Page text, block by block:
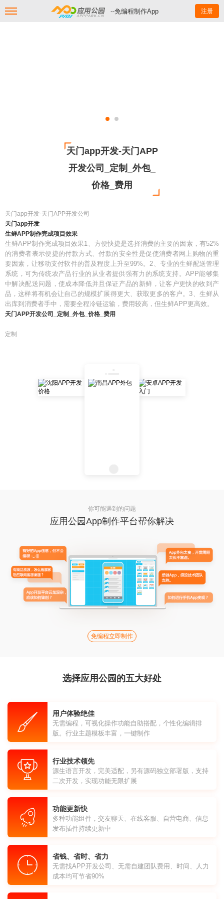
--免编程制作App 注册
天门app开发-天门APP
开发公司_定制_外包_
价格_费用
天门app开发-天门APP开发公司
天门app开发
生鲜APP制作完成项目效果
生鲜APP制作完成项目效果1、方便快捷是选择消费的主要的因素，有52%
的消费者表示便捷的付款方式、付款的安全性是促使消费者网上购物的重
要因素，让移动支付软件的普及程度上升至99%。2、专业的生鲜配送管理
系统，可为传统农产品行业的从业者提供强有力的系统支持。APP能够集
中解决配送问题，使成本降低并且保证产品的新鲜，让客户更快的收到产
品，这样将有机会让自己的规模扩展得更大、获取更多的客户。3、生鲜从
出库到消费者手中，需要全程冷链运输，费用较高，但生鲜APP更高效。
天门APP开发公司_定制_外包_价格_费用
定制
你可能遇到的问题
应用公园App制作平台帮你解决
免编程立即制作
选择应用公园的五大好处
用户体验绝佳
无需编程，可视化操作功能自助搭配，个性化编辑排
版。行业主题模板丰富，一键制作
行业技术领先
源生语言开发，完美适配，另有源码独立部署版，支持
二次开发，实现功能无限扩展
功能更新快
多种功能组件，交友聊天、在线客服、自营电商、信息
发布插件持续更新中
省钱、省时、省力
无需找APP开发公司、无需自建团队费用、时间、人力
成本均可节省90%